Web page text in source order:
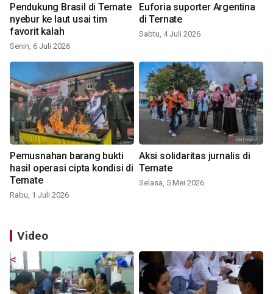
Pendukung Brasil di Ternate
nyebur ke laut usai tim
favorit kalah
Senin, 6 Juli 2026
Euforia suporter Argentina
di Ternate
Sabtu, 4 Juli 2026
Pemusnahan barang bukti
hasil operasi cipta kondisi di
Ternate
Rabu, 1 Juli 2026
Aksi solidaritas jurnalis di
Ternate
Selasa, 5 Mei 2026
Video